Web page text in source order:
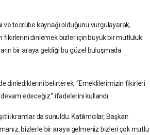
tecrübe kaynağı olduğunu vurgulayarak,
fikirlerini dinlemek bizler için büyük bir mutluluk.
bir araya geldiği bu güzel buluşmada
dinlediklerini belirterek, “Emeklilerimizin fikirleri
edeceğiz.” ifadelerini kullandı.
ikramlar da sunuldu. Katılımcılar, Başkan
bizlerle bir araya gelmeniz bizleri çok mutlu